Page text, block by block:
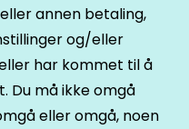
annen betaling,
og/eller
har kommet til å
Du må ikke omgå
eller omgå, noen